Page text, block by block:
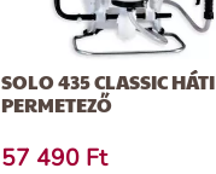
SOLO 435 CLASSIC HÁTI
PERMETEZŐ
57 490 Ft